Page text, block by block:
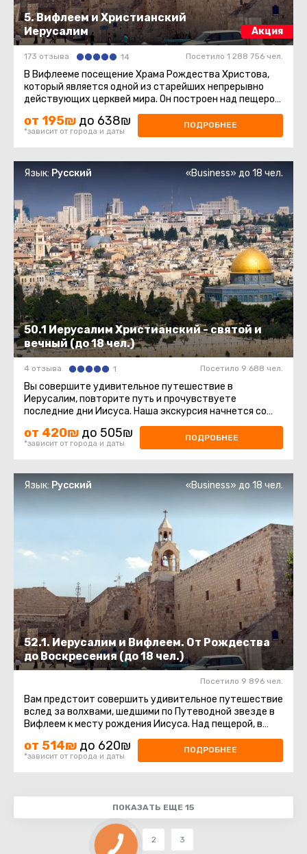
5. Вифлеем и Христианский
Иерусалим
Акция
173 отзыва 14 Посетило 1 288 756 чел.
В Вифлееме посещение Храма Рождества Христова,
который является одной из старейших непрерывно
действующих церквей мира. Он построен над пещерой,
от 195₪ до 638₪
*зависит от города и даты
ПОДРОБНЕЕ
50.1 Иерусалим Христианский - святой и
вечный (до 18 чел.)
Язык: Русский «Business» до 18 чел.
4 отзыва 1 Посетило 9 688 чел.
Вы совершите удивительное путешествие в
Иерусалим, повторите путь и прочувствуете
последние дни Иисуса. Наша экскурсия начнется со
смотровой площадки Маслиничной ...
от 420₪ до 505₪
*зависит от города и даты
ПОДРОБНЕЕ
52.1. Иерусалим и Вифлеем. От Рождества
до Воскресения (до 18 чел.)
Язык: Русский «Business» до 18 чел.
Посетило 9 896 чел.
Вам предстоит совершить удивительное путешествие
вслед за волхвами, шедшими по Путеводной звезде в
Вифлеем к месту рождения Иисуса. Над пещерой, в
от 514₪ до 620₪
*зависит от города и даты
ПОДРОБНЕЕ
ПОКАЗАТЬ ЕЩЕ 15
1 2 3